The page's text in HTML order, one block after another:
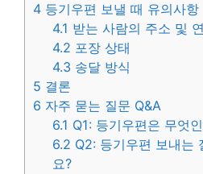
4 등기우편 보낼 때 유의사항
4.1 받는 사람의 주소 및
4.2 포장 상태
4.3 송달 방식
5 결론
6 자주 묻는 질문 Q&A
6.1 Q1: 등기우편은 무엇
6.2 Q2: 등기우편 보내는
요?